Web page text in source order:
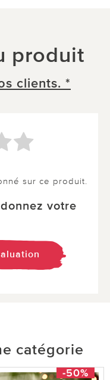
produit
clients. *
sur ce produit.
votre
catégorie
-50%